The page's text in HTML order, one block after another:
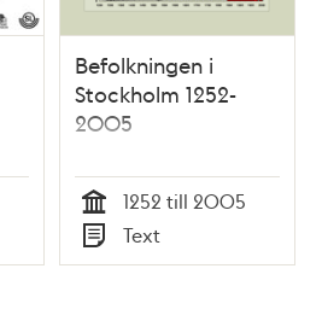
Befolkningen i
Stockholm 1252-
2005
Tid
1252 till 2005
Typ
Text